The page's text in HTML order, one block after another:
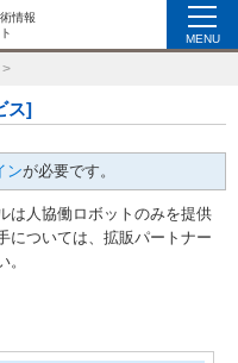
情報
MENU
ス]
ンが必要です。
は人協働ロボットのみを提供
については、拡販パートナー